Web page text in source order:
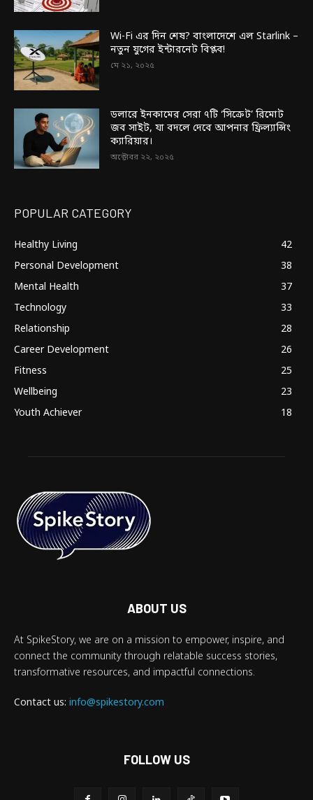
Wi-Fi এর দিন শেষ? বাংলাদেশে এল Starlink –
নতুন যুগের ইন্টারনেট বিপ্লব!
মে ২১, ২০২৫
ডলারে ইনকামের সেরা ৭টি ‘সিক্রেট’ রিমোট
জব সাইট, যা বদলে দেবে আপনার ফ্রিল্যান্সিং
ক্যারিয়ার।
অক্টোবর ২২, ২০২৫
POPULAR CATEGORY
Healthy Living
42
Personal Development
38
Mental Health
37
Technology
33
Relationship
28
Career Development
26
Fitness
25
Wellbeing
23
Youth Achiever
18
ABOUT US
At SpikeStory, we are on a mission to empower, inspire, and
connect the community through relatable success stories,
transformative resources, and impactful connections.
Contact us: info@spikestory.com
FOLLOW US